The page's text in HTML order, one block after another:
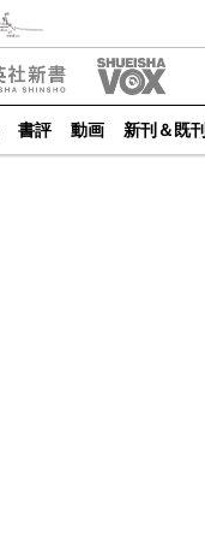
書評 動画 新刊＆既刊